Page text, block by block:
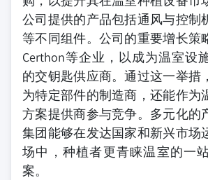
公司提供的产品包括通风与控制
等不同组件。公司的重要增长策
Certhon等企业，以成为温室设
的交钥匙供应商。通过这一举措
为特定部件的制造商，还能作为
方案提供商参与竞争。多元化的
集团能够在发达国家和新兴市场
场中，种植者更青睐温室的一
案。